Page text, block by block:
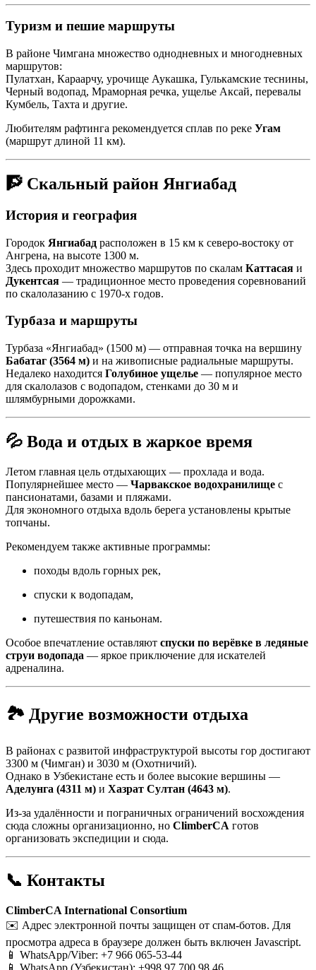
Туризм и пешие маршруты
В районе Чимгана множество однодневных и многодневных
маршрутов:
Пулатхан, Караарчу, урочище Аукашка, Гулькамские теснины,
Черный водопад, Мраморная речка, ущелье Аксай, перевалы
Кумбель, Тахта и другие.
Любителям рафтинга рекомендуется сплав по реке Угам
(маршрут длиной 11 км).
🧗 Скальный район Янгиабад
История и география
Городок Янгиабад расположен в 15 км к северо-востоку от
Ангрена, на высоте 1300 м.
Здесь проходит множество маршрутов по скалам Каттасая и
Дукентсая — традиционное место проведения соревнований
по скалолазанию с 1970-х годов.
Турбаза и маршруты
Турбаза «Янгиабад» (1500 м) — отправная точка на вершину
Бабатаг (3564 м) и на живописные радиальные маршруты.
Недалеко находится Голубиное ущелье — популярное место
для скалолазов с водопадом, стенками до 30 м и
шлямбурными дорожками.
💦 Вода и отдых в жаркое время
Летом главная цель отдыхающих — прохлада и вода.
Популярнейшее место — Чарвакское водохранилище с
пансионатами, базами и пляжами.
Для экономного отдыха вдоль берега установлены крытые
топчаны.
Рекомендуем также активные программы:
походы вдоль горных рек,
спуски к водопадам,
путешествия по каньонам.
Особое впечатление оставляют спуски по верёвке в ледяные
струи водопада — яркое приключение для искателей
адреналина.
🏞 Другие возможности отдыха
В районах с развитой инфраструктурой высоты гор достигают
3300 м (Чимган) и 3030 м (Охотничий).
Однако в Узбекистане есть и более высокие вершины —
Аделунга (4311 м) и Хазрат Султан (4643 м).
Из-за удалённости и пограничных ограничений восхождения
сюда сложны организационно, но ClimberCA готов
организовать экспедиции и сюда.
📞 Контакты
ClimberCA International Consortium
✉️ Адрес электронной почты защищен от спам-ботов. Для
просмотра адреса в браузере должен быть включен Javascript.
📱 WhatsApp/Viber: +7 966 065-53-44